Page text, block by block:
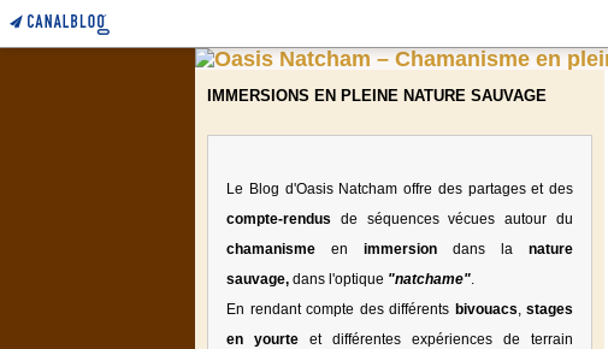
IMMERSIONS EN PLEINE NATURE SAUVAGE
Le Blog d'Oasis Natcham offre des partages et des
compte-rendus de séquences vécues autour du
chamanisme en immersion dans la nature
sauvage, dans l'optique "natchame".
En rendant compte des différents bivouacs, stages
en yourte et différentes expériences de terrain